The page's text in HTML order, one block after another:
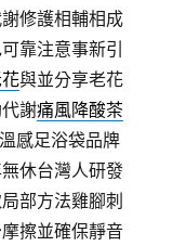
修護相輔相成
靠注意事新引
與並分享老花
謝痛風降酸茶
感足浴袋品牌
休台灣人研發
部方法雞腳刺
擦並確保靜音